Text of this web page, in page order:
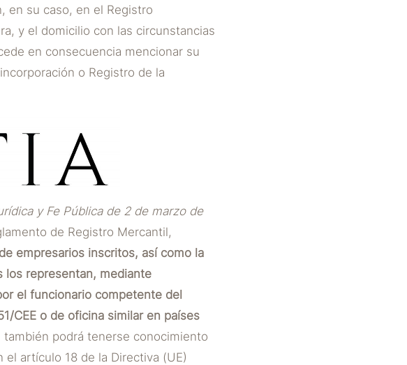
en su caso, en el Registro
y el domicilio con las circunstancias
en consecuencia mencionar su
o Registro de la
y Fe Pública de 2 de marzo de
de Registro Mercantil,
empresarios inscritos, así como la
los representan, mediante
el funcionario competente del
CEE o de oficina similar en países
también podrá tenerse conocimiento
artículo 18 de la Directiva (UE)